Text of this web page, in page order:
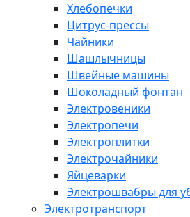
Хлебопечки
Цитрус-прессы
Чайники
Шашлычницы
Швейные машины
Шоколадный фонтан
Электровеники
Электропечи
Электроплитки
Электрочайники
Яйцеварки
Электрошвабры для
Электротранспорт